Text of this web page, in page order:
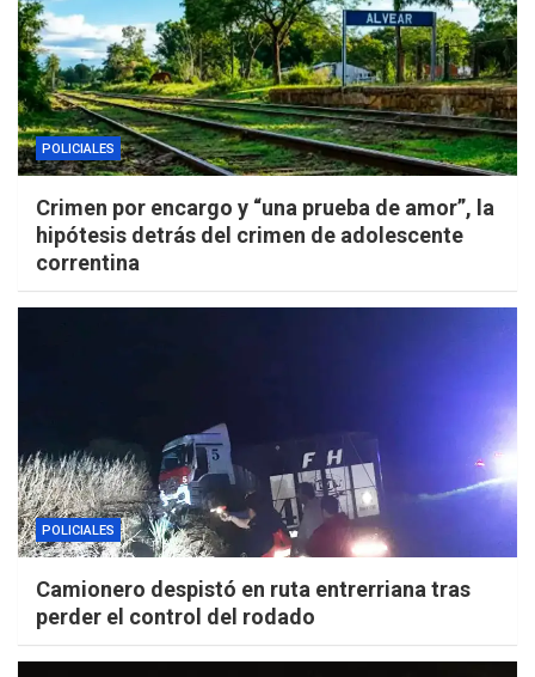
POLICIALES
Crimen por encargo y “una prueba de amor”, la
hipótesis detrás del crimen de adolescente
correntina
POLICIALES
Camionero despistó en ruta entrerriana tras
perder el control del rodado